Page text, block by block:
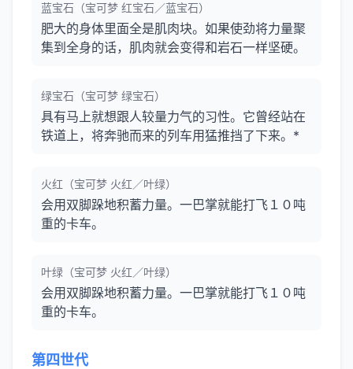
蓝宝石（宝可梦 红宝石／蓝宝石）
肥大的身体里面全是肌肉块。如果使劲将力量聚
集到全身的话，肌肉就会变得和岩石一样坚硬。
绿宝石（宝可梦 绿宝石）
具有马上就想跟人较量力气的习性。它曾经站在
铁道上，将奔驰而来的列车用猛推挡了下来。*
火红（宝可梦 火红／叶绿）
会用双脚跺地积蓄力量。一巴掌就能打飞１０吨
重的卡车。
叶绿（宝可梦 火红／叶绿）
会用双脚跺地积蓄力量。一巴掌就能打飞１０吨
重的卡车。
第四世代